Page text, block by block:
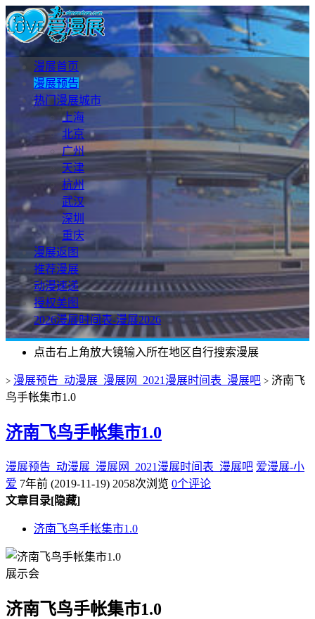
漫展首页
漫展预告
热门漫展城市
上海
北京
广州
天津
杭州
武汉
深圳
重庆
漫展返图
推荐漫展
动漫速递
授权美图
2026漫展时间表-漫展2026
点击右上角放大镜输入所在地区自行搜索漫展
> 漫展预告_动漫展_漫展网_2021漫展时间表_漫展吧 > 济南飞
鸟手帐集市1.0
济南飞鸟手帐集市1.0
漫展预告_动漫展_漫展网_2021漫展时间表_漫展吧 爱漫展-小
爱 7年前 (2019-11-19) 2058次浏览 0个评论
文章目录[隐藏]
济南飞鸟手帐集市1.0
展示会
济南飞鸟手帐集市1.0